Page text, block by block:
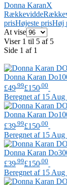
Donna KaranX
Rækkevidde
prisHøjeste prisHøj
At vise
Viser 1 til 5 af 5
Side 1 af 1
Donna Karan
£49 .99£150 .00
Beregnet af 15 Aug
Donna Karan
£39 .99£150 .00
Beregnet af 15 Aug
Donna Karan
£39 .99£150 .00
Beregnet af 15 Aug